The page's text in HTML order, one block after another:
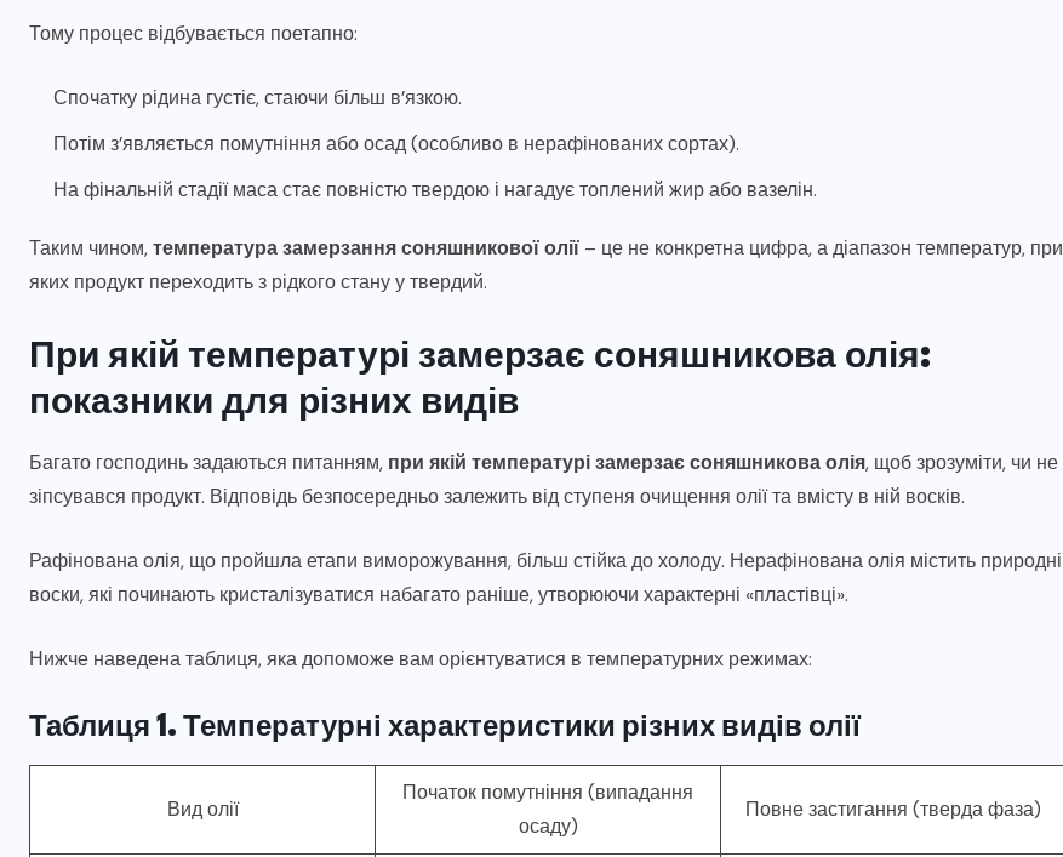
Тому процес відбувається поетапно:
Спочатку рідина густіє, стаючи більш в’язкою.
Потім з’являється помутніння або осад (особливо в нерафінованих сортах).
На фінальній стадії маса стає повністю твердою і нагадує топлений жир або вазелін.
Таким чином,температура замерзання соняшникової олії – це не конкретна цифра, а діапазон температур, при
яких продукт переходить з рідкого стану у твердий.
При якій температурі замерзає соняшникова олія:
показники для різних видів
Багато господинь задаються питанням, при якій температурі замерзає соняшникова олія, щоб зрозуміти, чи не
зіпсувався продукт. Відповідь безпосередньо залежить від ступеня очищення олії та вмісту в ній восків.
Рафінована олія, що пройшла етапи виморожування, більш стійка до холоду. Нерафінована олія містить природні
воски, які починають кристалізуватися набагато раніше, утворюючи характерні «пластівці».
Нижче наведена таблиця, яка допоможе вам орієнтуватися в температурних режимах:
Таблиця 1. Температурні характеристики різних видів олії
Вид олії
Початок помутніння (випадання
осаду)
Повне застигання (тверда фаза)
Головні ознаки зносу
запчастин для плугів та
ґрунтообробної техніки
04.08.2026